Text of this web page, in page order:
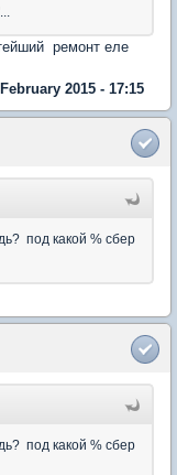
ремонт еле
2015 - 17:15
под какой % сбер
под какой % сбер